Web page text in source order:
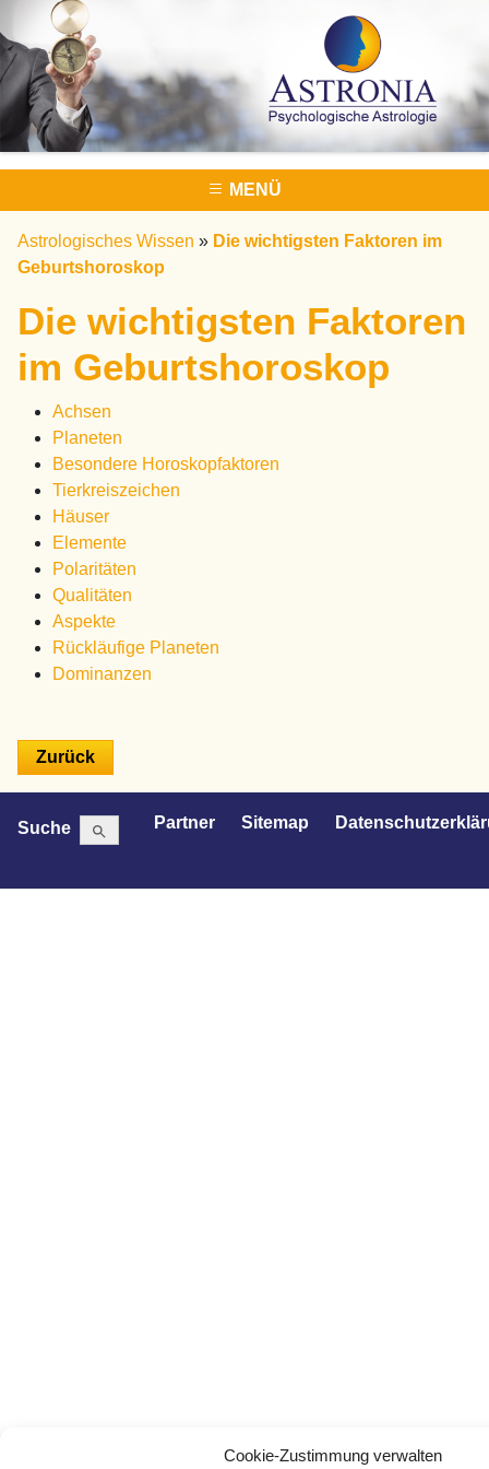
Cookie-Zustimmung verwalten
MENÜ
Astrologisches Wissen » Die wichtigsten Faktoren im
Geburtshoroskop
Die wichtigsten Faktoren
im Geburtshoroskop
Achsen
Planeten
Besondere Horoskopfaktoren
Tierkreiszeichen
Häuser
Elemente
Polaritäten
Qualitäten
Aspekte
Rückläufige Planeten
Dominanzen
Suche Search
for:
Search Button Partner Sitemap